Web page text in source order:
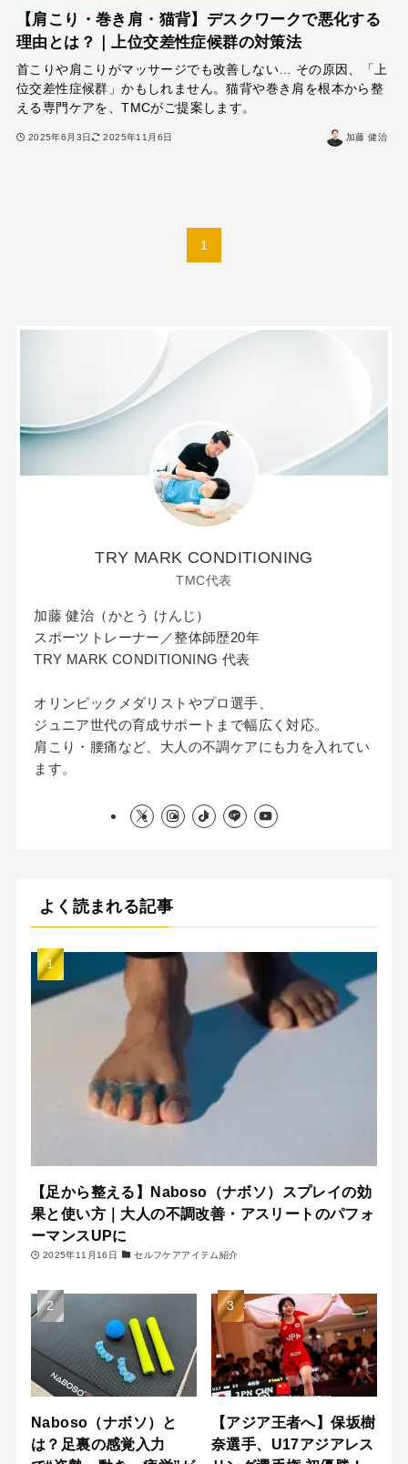
【肩こり・巻き肩・猫背】デスクワークで悪化する
理由とは？｜上位交差性症候群の対策法
首こりや肩こりがマッサージでも改善しない… その原因、「上
位交差性症候群」かもしれません。猫背や巻き肩を根本から整
える専門ケアを、TMCがご提案します。
2025年6月3日 2025年11月6日 加藤 健治
1
TRY MARK CONDITIONING
TMC代表
加藤 健治（かとう けんじ）
スポーツトレーナー／整体師歴20年
TRY MARK CONDITIONING 代表
オリンピックメダリストやプロ選手、
ジュニア世代の育成サポートまで幅広く対応。
肩こり・腰痛など、大人の不調ケアにも力を入れてい
ます。
よく読まれる記事
【足から整える】Naboso（ナボソ）スプレイの効
果と使い方｜大人の不調改善・アスリートのパフォ
ーマンスUPに
2025年11月16日 セルフケアアイテム紹介
Naboso（ナボソ）と
は？足裏の感覚入力
【アジア王者へ】保坂樹
奈選手、U17アジアレス